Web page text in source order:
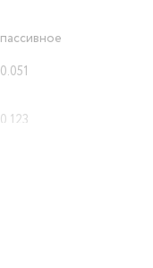
пассивное
0.051
0.123